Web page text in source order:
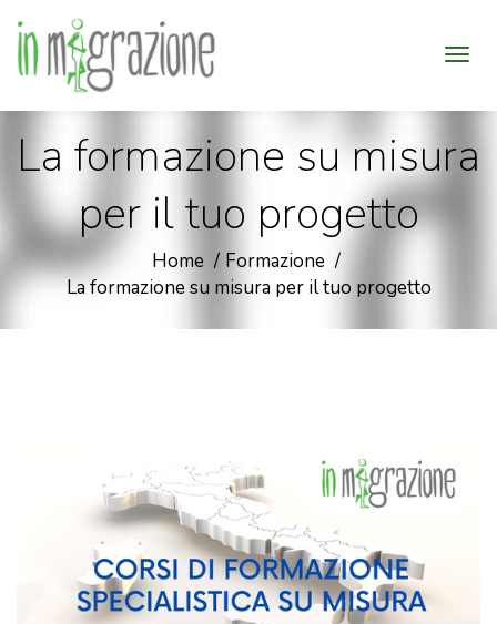
La formazione su misura
per il tuo progetto
Home
Formazione
La formazione su misura per il tuo progetto